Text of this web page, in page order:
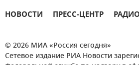
НОВОСТИ ПРЕСС-ЦЕНТР РАДИО
© 2026 МИА «Россия сегодня»
Сетевое издание РИА Новости